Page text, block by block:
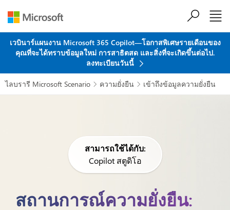
เวบินาร์แผนงาน Microsoft 365 Copilot—โอกาสพิเศษรายเดือนของ
คุณที่จะได้ทราบข้อมูลใหม่ การสาธิตสด และสิ่งที่จะเกิดขึ้นต่อไป.
ลงทะเบียนวันนี้
ไลบรารี Microsoft Scenario  ความยั่งยืน  เข้าถึงข้อมูลความยั่งยืน
สามารถใช้ได้กับ:
Copilot สตูดิโอ
สถานการณ์ความยั่งยืน: